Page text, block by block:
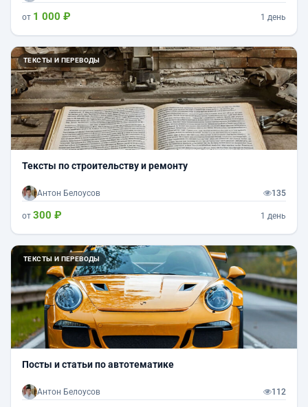
от 1 000 ₽ 1 день
ТЕКСТЫ И ПЕРЕВОДЫ
Тексты по строительству и ремонту
Антон Белоусов 135
от 300 ₽ 1 день
ТЕКСТЫ И ПЕРЕВОДЫ
Посты и статьи по автотематике
Антон Белоусов 112